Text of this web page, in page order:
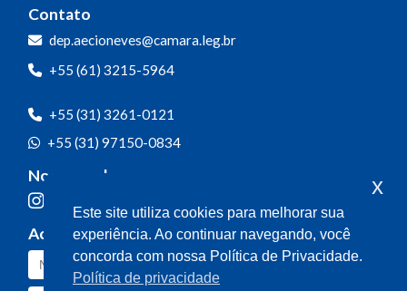
Contato
dep.aecioneves@camara.leg.br
+55 (61) 3215-5964
+55 (31) 3261-0121
+55 (31) 97150-0834
Nossas redes
Acompanhe o meu mandato
Este site utiliza cookies para melhorar sua
experiência. Ao continuar navegando, você
concorda com nossa Política de Privacidade.
Política de privacidade
x